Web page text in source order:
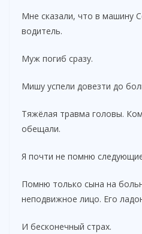
Мне сказали, что в машину
водитель.
Муж погиб сразу.
Мишу успели довезти до
Тяжёлая травма головы.
обещали.
Я почти не помню
Помню только сына на
неподвижное лицо. Его
И бесконечный страх.